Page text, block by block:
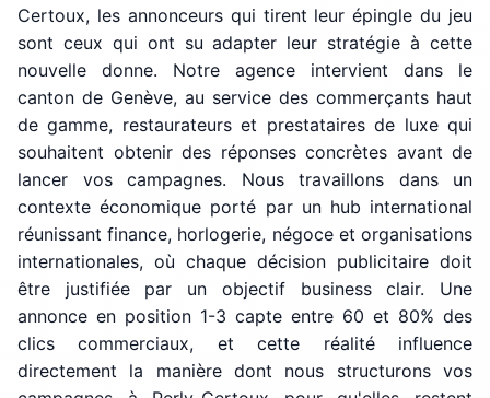
Certoux, les annonceurs qui tirent leur épingle du jeu
sont ceux qui ont su adapter leur stratégie à cette
nouvelle donne. Notre agence intervient dans le
canton de Genève, au service des commerçants haut
de gamme, restaurateurs et prestataires de luxe qui
souhaitent obtenir des réponses concrètes avant de
lancer vos campagnes. Nous travaillons dans un
contexte économique porté par un hub international
réunissant finance, horlogerie, négoce et organisations
internationales, où chaque décision publicitaire doit
être justifiée par un objectif business clair. Une
annonce en position 1-3 capte entre 60 et 80% des
clics commerciaux, et cette réalité influence
directement la manière dont nous structurons vos